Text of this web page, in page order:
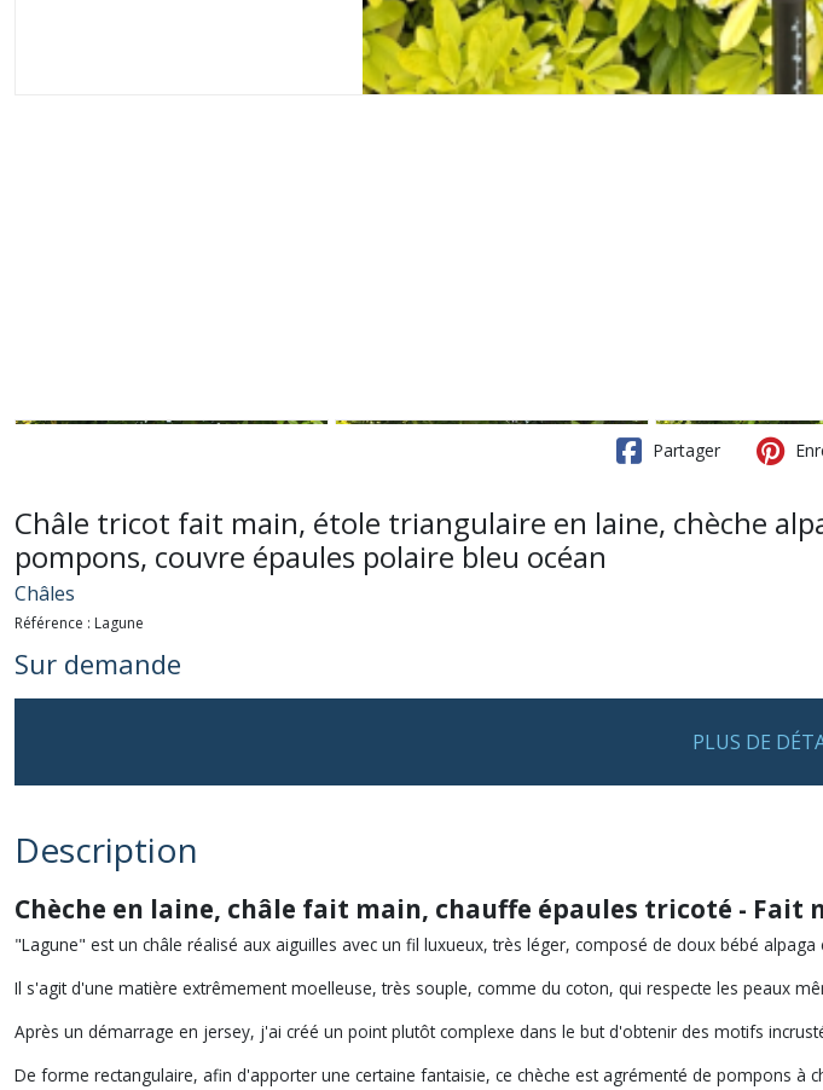
Partager
Châle tricot fait main, étole triangulaire en laine, chèche
pompons, couvre épaules polaire bleu océan
Châles
Référence : Lagune
Sur demande
PLUS DE
Description
Chèche en laine, châle fait main, chauffe épaules tricoté - Fait
"Lagune" est un châle réalisé aux aiguilles avec un fil luxueux, très léger, composé de doux bébé
Il s'agit d'une matière extrêmement moelleuse, très souple, comme du coton, qui respecte les peaux
Après un démarrage en jersey, j'ai créé un point plutôt complexe dans le but d'obtenir des motifs
De forme rectangulaire, afin d'apporter une certaine fantaisie, ce chèche est agrémenté de pompons à